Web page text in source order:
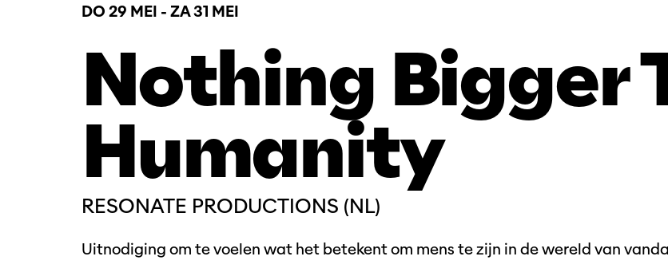
Nothing Bigger
Humanity
RESONATE PRODUCTIONS (NL)
DO 29 MEI - ZA 31 MEI
Uitnodiging om te voelen wat het betekent om mens te zijn in de wereld van